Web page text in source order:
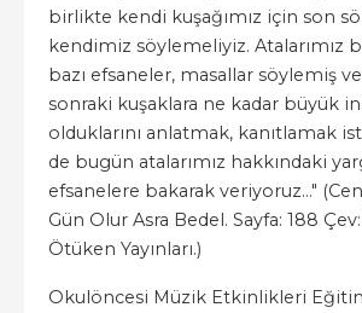
birlikte kendi kuşağımız için son
kendimiz söylemeliyiz. Atalarımız
bazı efsaneler, masallar söylemiş
sonraki kuşaklara ne kadar büyük
olduklarını anlatmak, kanıtlamak
de bugün atalarımız hakkındaki
efsanelere bakarak veriyoruz..."
Gün Olur Asra Bedel. Sayfa: 188
Ötüken Yayınları.)
Okulöncesi Müzik Etkinlikleri